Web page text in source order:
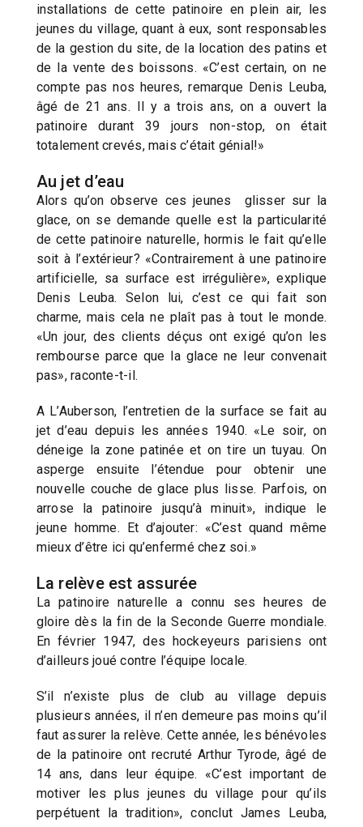
installations de cette patinoire en plein air, les
jeunes du village, quant à eux, sont responsables
de la gestion du site, de la location des patins et
de la vente des boissons. «C’est certain, on ne
compte pas nos heures, remarque Denis Leuba,
âgé de 21 ans. Il y a trois ans, on a ouvert la
patinoire durant 39 jours non-stop, on était
totalement crevés, mais c’était génial!»
Au jet d’eau
Alors qu’on observe ces jeunes glisser sur la
glace, on se demande quelle est la particularité
de cette patinoire naturelle, hormis le fait qu’elle
soit à l’extérieur? «Contrairement à une patinoire
artificielle, sa surface est irrégulière», explique
Denis Leuba. Selon lui, c’est ce qui fait son
charme, mais cela ne plaît pas à tout le monde.
«Un jour, des clients déçus ont exigé qu’on les
rembourse parce que la glace ne leur convenait
pas», raconte-t-il.
A L’Auberson, l’entretien de la surface se fait au
jet d’eau depuis les années 1940. «Le soir, on
déneige la zone patinée et on tire un tuyau. On
asperge ensuite l’étendue pour obtenir une
nouvelle couche de glace plus lisse. Parfois, on
arrose la patinoire jusqu’à minuit», indique le
jeune homme. Et d’ajouter: «C’est quand même
mieux d’être ici qu’enfermé chez soi.»
La relève est assurée
La patinoire naturelle a connu ses heures de
gloire dès la fin de la Seconde Guerre mondiale.
En février 1947, des hockeyeurs parisiens ont
d’ailleurs joué contre l’équipe locale.
S’il n’existe plus de club au village depuis
plusieurs années, il n’en demeure pas moins qu’il
faut assurer la relève. Cette année, les bénévoles
de la patinoire ont recruté Arthur Tyrode, âgé de
14 ans, dans leur équipe. «C’est important de
motiver les plus jeunes du village pour qu’ils
perpétuent la tradition», conclut James Leuba,